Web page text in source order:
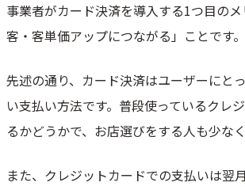
事業者がカード決済を導入する1つ目の
客・客単価アップにつながる」ことです。
先述の通り、カード決済はユーザーにと
い支払い方法です。普段使っているクレ
るかどうかで、お店選びをする人も少な
また、クレジットカードでの支払いは翌